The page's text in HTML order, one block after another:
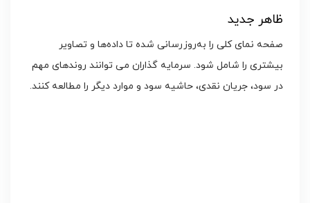
ظاهر جدید
صفحه نمای کلی را به‌روزرسانی شده تا داده‌ها و تصاویر
بیشتری را شامل شود. سرمایه گذاران می توانند روندهای مهم
در سود، جریان نقدی، حاشیه سود و موارد دیگر را مطالعه کنند.